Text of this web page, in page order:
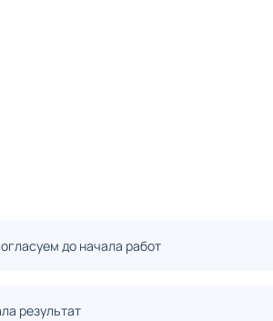
до начала работ
результат